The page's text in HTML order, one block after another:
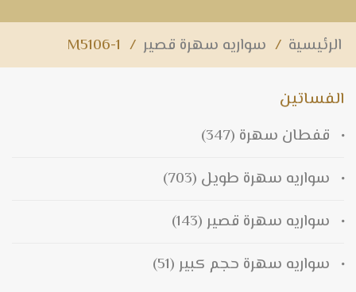
الرئيسية / سواريه سهرة قصير /
M5106-1
الفساتين
قفطان سهرة (347)
سواريه سهرة طويل (703)
سواريه سهرة قصير (143)
سواريه سهرة حجم كبير (51)